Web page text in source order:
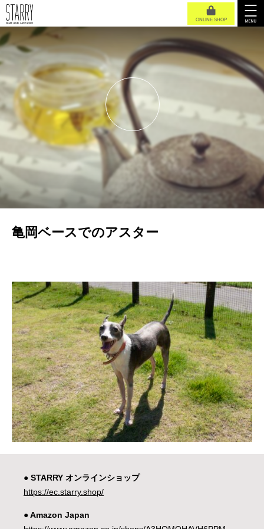
ONLINE SHOP
亀岡ベースでのアスター
● STARRY オンラインショップ
https://ec.starry.shop/
● Amazon Japan